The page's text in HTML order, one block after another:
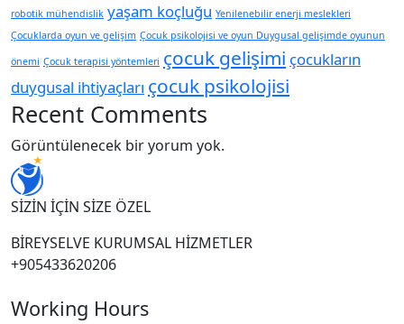
robotik mühendislik yaşam koçluğu Yenilenebilir enerji meslekleri
Çocuklarda oyun ve gelişim Çocuk psikolojisi ve oyun Duygusal gelişimde oyunun
önemi Çocuk terapisi yöntemleri çocuk gelişimi çocukların
duygusal ihtiyaçları çocuk psikolojisi
Recent Comments
Görüntülenecek bir yorum yok.
SİZİN İÇİN SİZE ÖZEL
BİREYSELVE KURUMSAL HİZMETLER
+905433620206
Working Hours